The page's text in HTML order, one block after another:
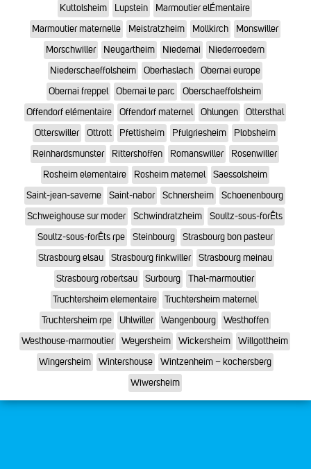
Kuttolsheim Lupstein
Marmoutier elÉmentaire
Marmoutier maternelle
Meistratzheim Mollkirch
Monswiller
Morschwiller
Neugartheim Niedernai
Niederroedern
Niederschaeffolsheim
Oberhaslach
Obernai europe
Obernai freppel
Obernai le parc
Oberschaeffolsheim
Offendorf elémentaire
Offendorf maternel Ohlungen
Ottersthal
Otterswiller
Ottrott Pfettisheim Pfulgriesheim
Plobsheim
Reinhardsmunster
Rittershoffen Romanswiller
Rosenwiller
Rosheim elementaire
Rosheim maternel
Saessolsheim
Saint-jean-saverne
Saint-nabor Schnersheim
Schoenenbourg
Schweighouse sur moder
Schwindratzheim
Soultz-sous-forÊts
Soultz-sous-forÊts rpe
Steinbourg
Strasbourg bon pasteur
Strasbourg elsau
Strasbourg finkwiller
Strasbourg meinau
Strasbourg robertsau
Surbourg
Thal-marmoutier
Truchtersheim elementaire
Truchtersheim maternel
Truchtersheim rpe
Uhlwiller Wangenbourg
Westhoffen
Westhouse-marmoutier
Weyersheim Wickersheim
Willgottheim
Wingersheim
Wintershouse
Wintzenheim – kochersberg
Wiwersheim